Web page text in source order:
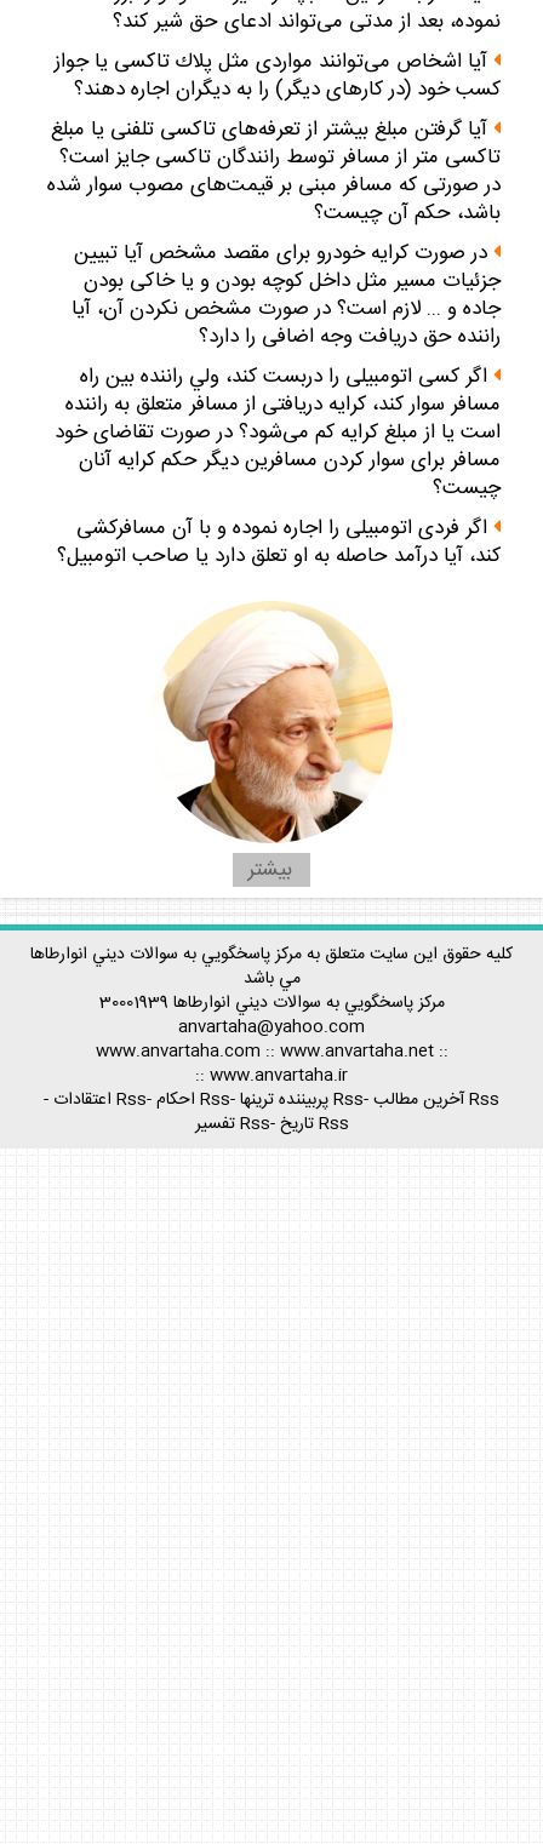
نموده، بعد از مدتى مى‌تواند ادعاى حق شير كند؟
آيا اشخاص مى‌توانند مواردى مثل پلاك تاكسى يا جواز
كسب خود (در كارهاى‌ ديگر) را به ديگران اجاره دهند؟
آيا گرفتن مبلغ بيشتر از تعرفه‌هاى تاكسى تلفنى يا مبلغ
تاكسى متر از مسافر توسط رانندگان تاكسى جايز است؟
در صورتى كه مسافر مبنى بر قيمت‌هاى مصوب سوار شده
باشد، حكم آن چيست؟
در صورت كرايه خودرو براى مقصد مشخص آيا تبيين
جزئيات مسير مثل داخل كوچه بودن و يا خاكى بودن
جاده و ... لازم است؟ در صورت مشخص نكردن آن، آيا
راننده حق دريافت وجه اضافى را دارد؟
اگر كسى اتومبيلى را دربست كند، ولي راننده بين راه
مسافر سوار كند، كرايه دريافتى از مسافر متعلق به راننده
است يا از مبلغ كرايه كم مى‌شود؟ در صورت تقاضاى خود
مسافر براى سوار كردن مسافرين ديگر حكم كرايه‌ آنان
چيست؟
اگر فردى اتومبيلى را اجاره نموده و با آن مسافركشى
كند، آيا درآمد حاصله به او تعلق دارد يا صاحب اتومبيل؟
بيشتر
كليه حقوق اين سايت متعلق به مركز پاسخگويي به سوالات ديني انوارطاها
مي باشد
مركز پاسخگويي به سوالات ديني انوارطاها 30001939
anvartaha@yahoo.com
www.anvartaha.com :: www.anvartaha.net::
www.anvartaha.ir
::
Rss آخرين مطالب
-Rss پربيننده ترينها -Rss احكام -Rss اعتقادات
-
Rss تاريخ
-Rss تفسير